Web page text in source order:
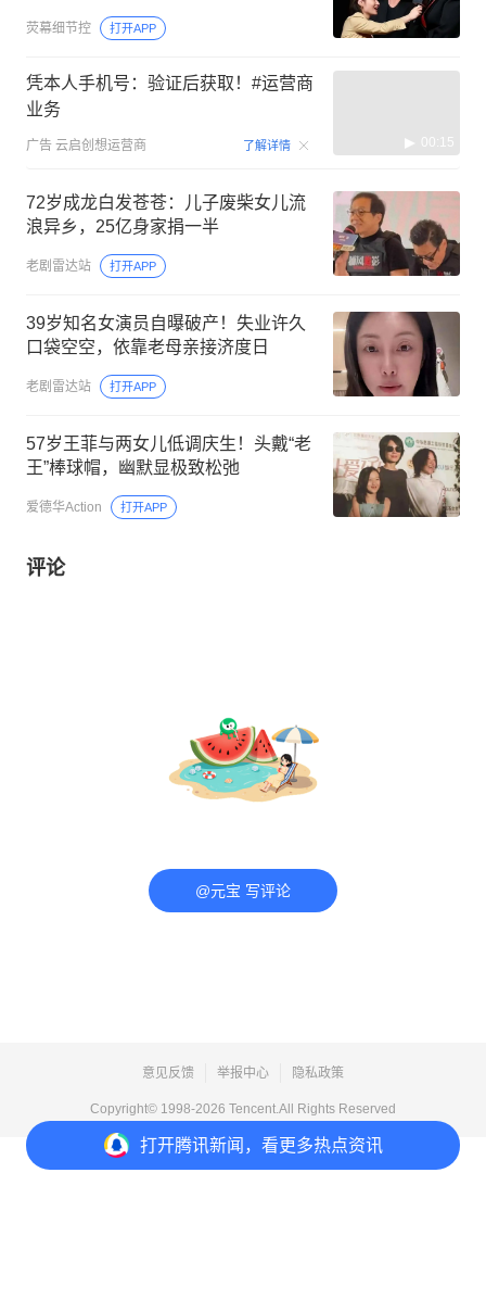
打开腾讯新闻，看更多热点资讯
荧幕细节控 打开APP
凭本人手机号：验证后获取！#运营商
业务
广告 云启创想运营商 了解详情 00:15
72岁成龙白发苍苍：儿子废柴女儿流
浪异乡，25亿身家捐一半
老剧雷达站 打开APP
39岁知名女演员自曝破产！失业许久
口袋空空，依靠老母亲接济度日
老剧雷达站 打开APP
57岁王菲与两女儿低调庆生！头戴“老
王”棒球帽，幽默显极致松弛
爱德华Action 打开APP
评论
@元宝 写评论
意见反馈 举报中心 隐私政策
Copyright© 1998-2026 Tencent.All Rights Reserved